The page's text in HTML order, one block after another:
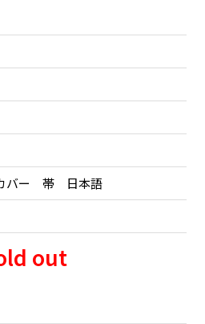
バー 帯 日本語
out